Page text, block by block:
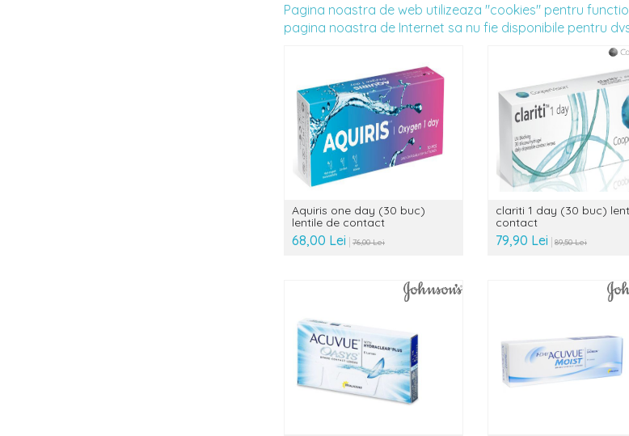
Pagina noastra de web utilizeaza "cookies" pentru
pagina noastra de Internet sa nu fie disponibile pentru
Aquiris one day (30 buc)
lentile de contact
68,00 Lei 76,00 Lei
clariti 1 day (30 buc)
contact
79,90 Lei 89,50 Lei